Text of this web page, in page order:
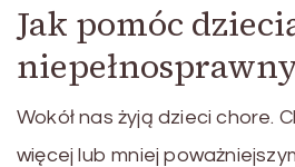
Jak pomóc
Wokół nas żyją dzieci chore.
więcej lub mniej